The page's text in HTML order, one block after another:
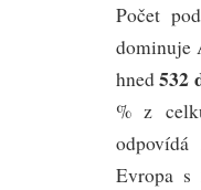
Počet
dominuje
hned532
% z
Evropa s